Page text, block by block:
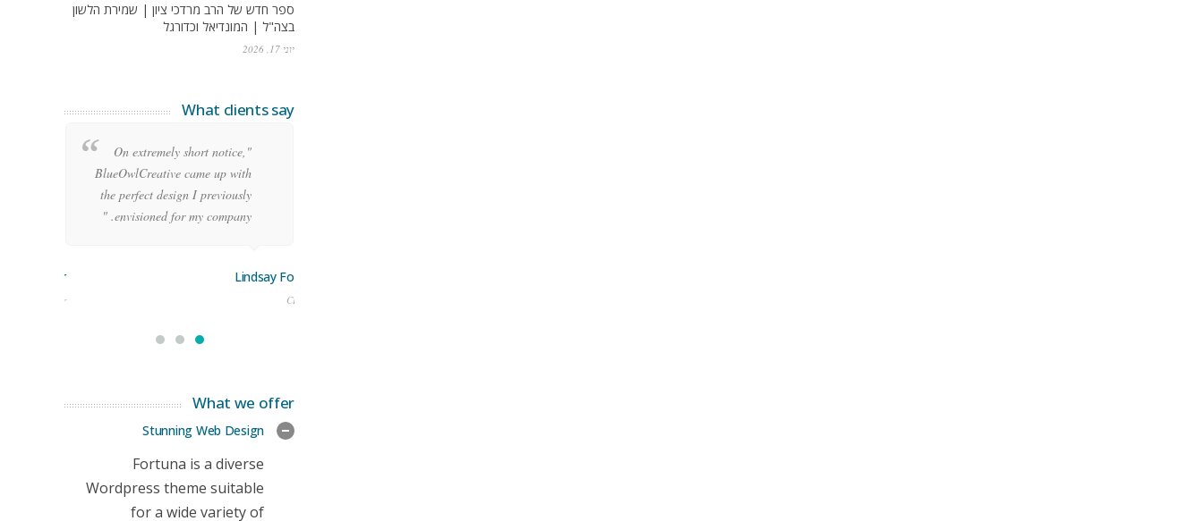
ספר חדש של הרב מרדכי ציון | שמירת הלשון
בצה"ל | המונדיאל וכדורגל
יוני 17, 2026
What clients say
"On extremely short notice,
BlueOwlCreative came up with
the perfect design I previously
envisioned for my company. "
Lindsay Ford
CEO
Stoner
Manager
What we offer
Stunning Web Design
Fortuna is a diverse
Wordpress theme suitable
for a wide variety of